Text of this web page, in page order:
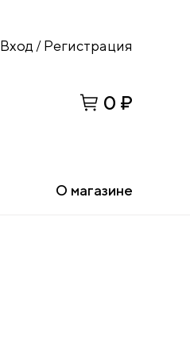
Вход / Регистрация
0 ₽
О магазине